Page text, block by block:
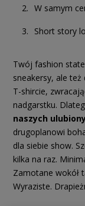
W samym
Short story
Twój fashion
sneakersy, ale
T-shircie,
nadgarstku.
naszych
drugoplanowi
dla siebie show.
kilka na raz.
Zamotane wokół
Wyraziste.